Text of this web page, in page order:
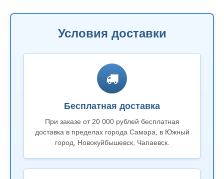
Условия доставки
Бесплатная доставка
При заказе от 20 000 рублей бесплатная
доставка в пределах города Самара, в Южный
город, Новокуйбышевск, Чапаевск.